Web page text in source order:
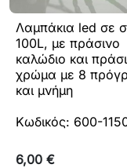
Λαμπάκια led σε
100L, με πράσινο
καλώδιο και
χρώμα με 8
και μνήμη
Κωδικός: 600-
6,00 €